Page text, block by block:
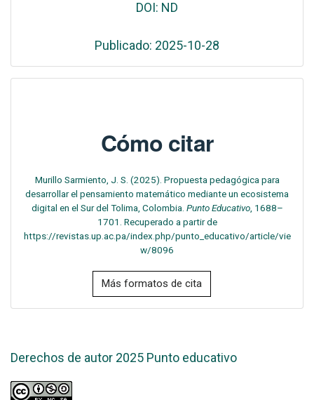
DOI: ND
Publicado: 2025-10-28
Cómo citar
Murillo Sarmiento, J. S. (2025). Propuesta pedagógica para
desarrollar el pensamiento matemático mediante un ecosistema
digital en el Sur del Tolima, Colombia. Punto Educativo, 1688–
1701. Recuperado a partir de
https://revistas.up.ac.pa/index.php/punto_educativo/article/vie
w/8096
Más formatos de cita
Derechos de autor 2025 Punto educativo